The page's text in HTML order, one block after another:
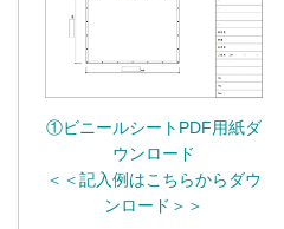
①ビニールシートPDF用紙ダ
ウンロード
＜＜記入例はこちらからダウ
ンロード＞＞